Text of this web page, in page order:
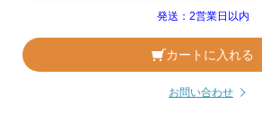
発送：2営業日以内
カートに入れる
お問い合わせ